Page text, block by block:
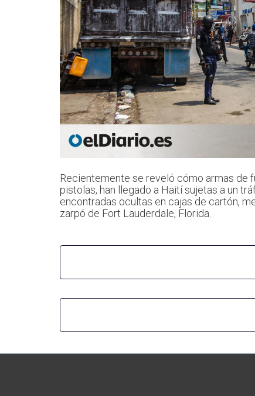
Recientemente se reveló cómo armas de
pistolas, han llegado a Haití sujetas a un
encontradas ocultas en cajas de cartón,
zarpó de Fort Lauderdale, Florida.